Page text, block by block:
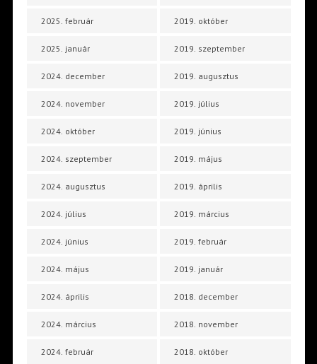
2025. február
2025. január
2024. december
2024. november
2024. október
2024. szeptember
2024. augusztus
2024. július
2024. június
2024. május
2024. április
2024. március
2024. február
2019. október
2019. szeptember
2019. augusztus
2019. július
2019. június
2019. május
2019. április
2019. március
2019. február
2019. január
2018. december
2018. november
2018. október